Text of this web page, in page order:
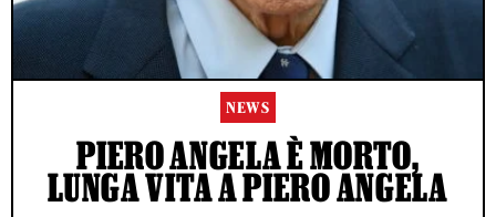
NEWS
PIERO ANGELA È MORTO,
LUNGA VITA A PIERO ANGELA